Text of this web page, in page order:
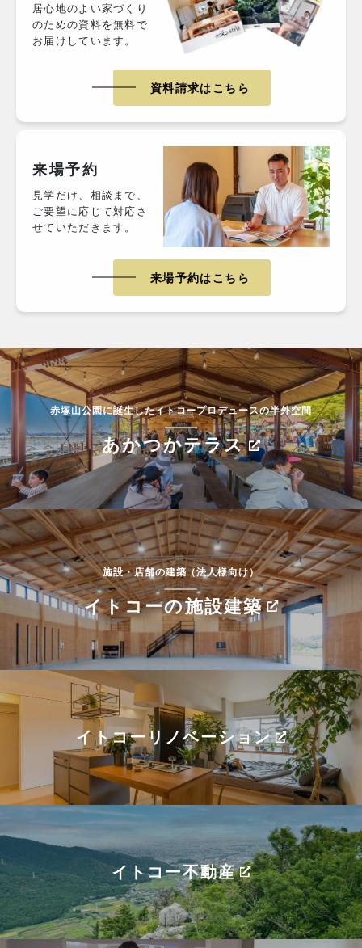
居心地のよい家づくり
のための資料を無料で
お届けしています。
資料請求はこちら
来場予約
見学だけ、相談まで、
ご要望に応じて対応さ
せていただきます。
来場予約はこちら
赤塚山公園に誕生したイトコープロデュースの半外空間
あかつかテラス
施設・店舗の建築（法人様向け）
イトコーの施設建築
イトコーリノベーション
イトコー不動産